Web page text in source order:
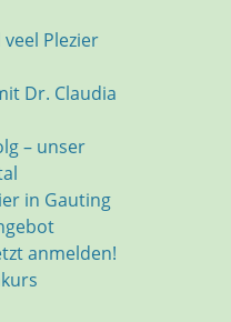
Plezier
Dr. Claudia
– unser
in Gauting
anmelden!